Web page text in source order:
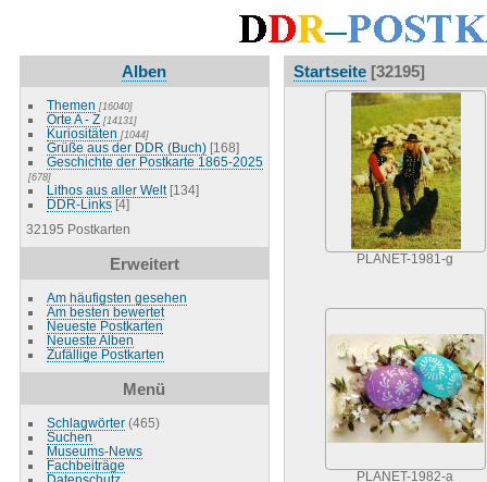
Alben
Themen [16040]
Orte A - Z [14131]
Kuriositäten [1044]
Grüße aus der DDR (Buch) [168]
Geschichte der Postkarte 1865-2025
[678]
Lithos aus aller Welt [134]
DDR-Links [4]
32195 Postkarten
Erweitert
Am häufigsten gesehen
Am besten bewertet
Neueste Postkarten
Neueste Alben
Zufällige Postkarten
Menü
Schlagwörter(465)
Suchen
Museums-News
Fachbeiträge
Startseite[32195]
PLANET-1981-g
PLANET-1982-a